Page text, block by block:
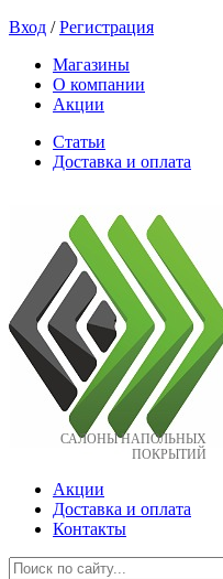
Вход /Регистрация
Магазины
О компании
Акции
Статьи
Доставка и оплата
САЛОНЫ НАПОЛЬНЫХ
ПОКРЫТИЙ
Акции
Доставка и оплата
Контакты